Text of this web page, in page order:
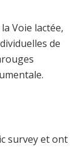
Voie lactée,
de
survey et ont